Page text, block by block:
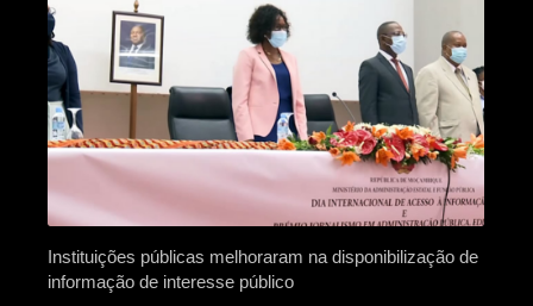
Instituições públicas melhoraram na disponibilização de
informação de interesse público